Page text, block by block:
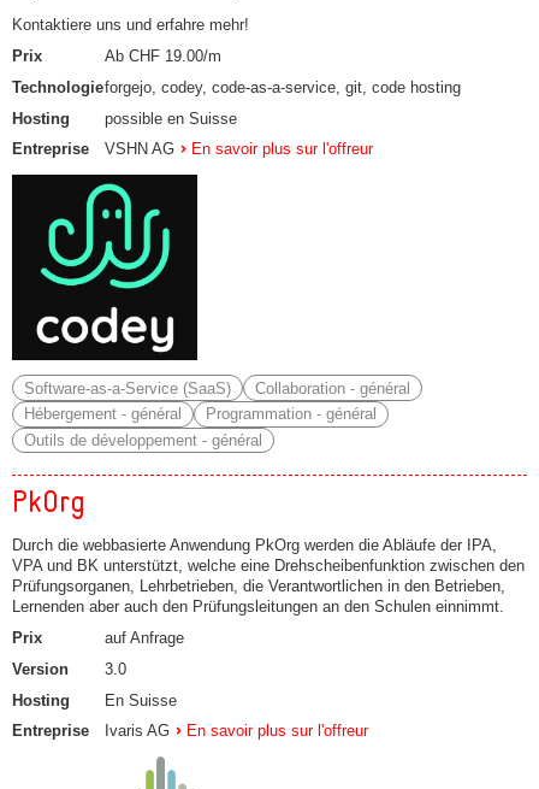
Kontaktiere uns und erfahre mehr!
Prix
Ab CHF 19.00/m
Technologieforgejo, codey, code-as-a-service, git, code hosting
Hosting
possible en Suisse
Entreprise
VSHN AG En savoir plus sur l'offreur
Software-as-a-Service (SaaS)
Collaboration - général
Hébergement - général
Programmation - général
Outils de développement - général
PkOrg
Durch die webbasierte Anwendung PkOrg werden die Abläufe der IPA,
VPA und BK unterstützt, welche eine Drehscheibenfunktion zwischen den
Prüfungsorganen, Lehrbetrieben, die Verantwortlichen in den Betrieben,
Lernenden aber auch den Prüfungsleitungen an den Schulen einnimmt.
Prix
auf Anfrage
Version
3.0
Hosting
En Suisse
Entreprise
Ivaris AG En savoir plus sur l'offreur